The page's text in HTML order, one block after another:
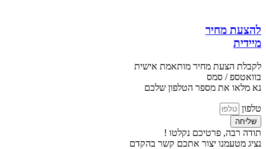
להצעת מחיר
מיידית
לקבלת הצעת מחיר מותאמת אישית
בוואטספ / סמס
נא מלאו את מספר הטלפון שלכם
טלפון
שליחה
תודה רבה, פרטיכם נקלטו !
נציג מטעמנו יצור אתכם קשר בהקדם